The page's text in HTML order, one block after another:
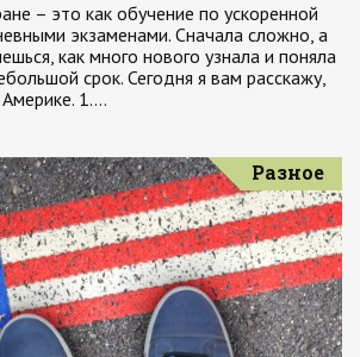
– это как обучение по ускоренной
экзаменами. Сначала сложно, а
как много нового узнала и поняла
срок. Сегодня я вам расскажу,
1.…
Разное